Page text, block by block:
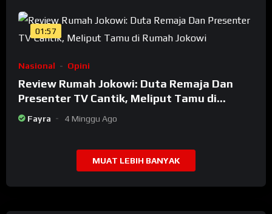
01:57
Nasional Opini
Review Rumah Jokowi: Duta Remaja Dan
Presenter TV Cantik, Meliput Tamu di
Rumah Jokowi
Fayra 4 Minggu Ago
MUAT LEBIH BANYAK